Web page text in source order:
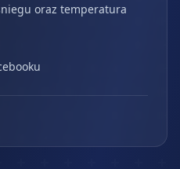
oraz temperatura